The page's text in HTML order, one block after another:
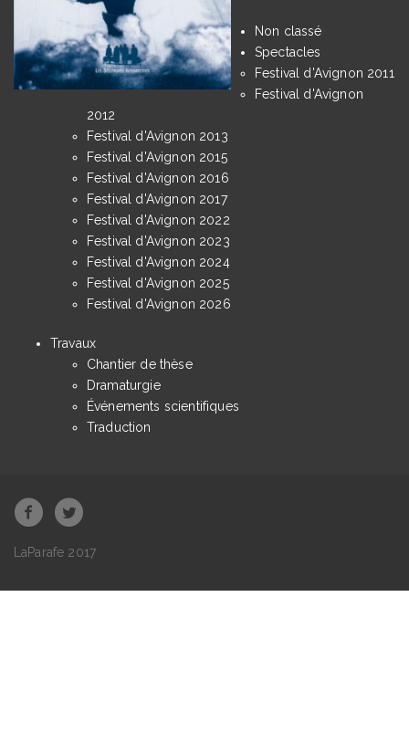
Non classé
Spectacles
Festival d'Avignon 2011
Festival d'Avignon
2012
Festival d'Avignon 2013
Festival d'Avignon 2015
Festival d'Avignon 2016
Festival d'Avignon 2017
Festival d'Avignon 2022
Festival d'Avignon 2023
Festival d'Avignon 2024
Festival d'Avignon 2025
Festival d'Avignon 2026
Travaux
Chantier de thèse
Dramaturgie
Événements scientifiques
Traduction
LaParafe 2017